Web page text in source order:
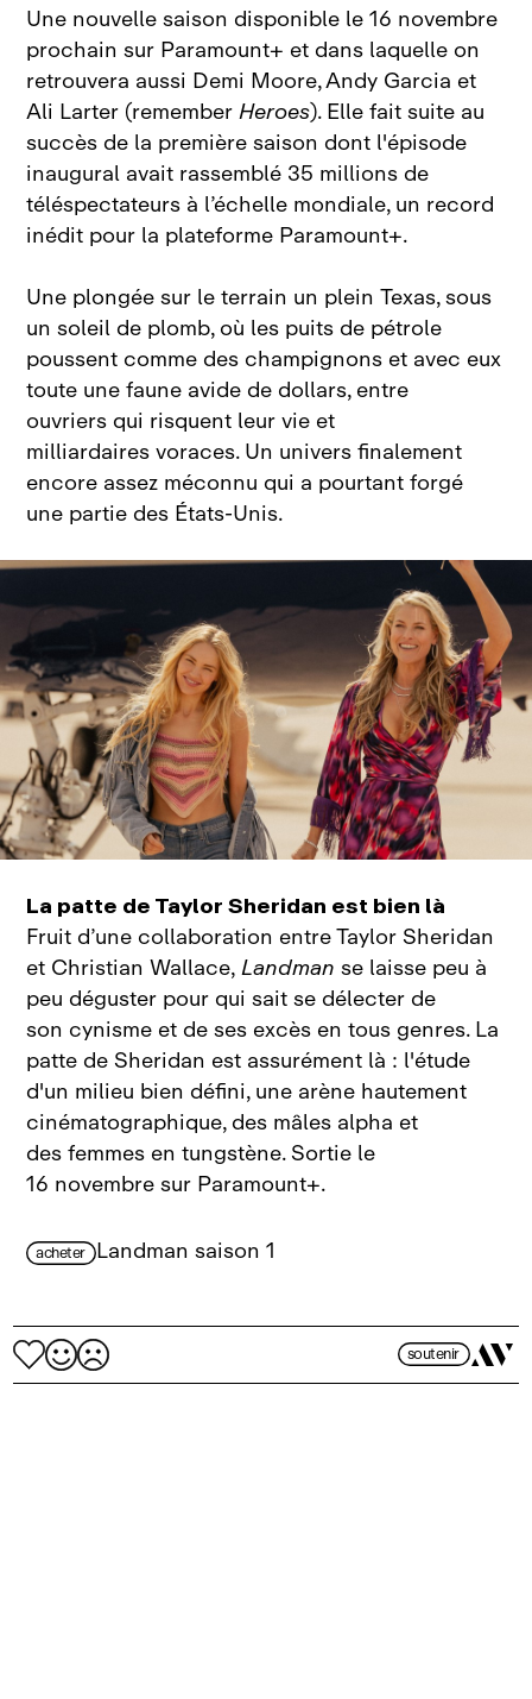
Une nouvelle saison disponible le 16 novembre
prochain sur Paramount+ et dans laquelle on
retrouvera aussi Demi Moore, Andy Garcia et
Ali Larter (rememberHeroes). Elle fait suite au
succès de la première saison dont l'épisode
inaugural avait rassemblé 35 millions de
téléspectateurs à l’échelle mondiale, un record
inédit pour la plateforme Paramount+.
Une plongée sur le terrain un plein Texas, sous
un soleil de plomb, où les puits de pétrole
poussent comme des champignons et avec eux
toute une faune avide de dollars, entre
ouvriers qui risquent leur vie et
milliardaires voraces. Un univers finalement
encore assez méconnu qui a pourtant forgé
une partie des États‑Unis.
La patte de Taylor Sheridan est bien là
Fruit d’une collaboration entre Taylor Sheridan
et Christian Wallace,Landman se laisse peu à
peu déguster pour qui sait se délecter de
son cynisme et de ses excès en tous genres. La
patte de Sheridan est assurément là : l'étude
d'un milieu bien défini, une arène hautement
cinématographique, des mâles alpha et
des femmes en tungstène. Sortie le
16 novembre sur Paramount+.
acheter Landman saison 1
soutenir